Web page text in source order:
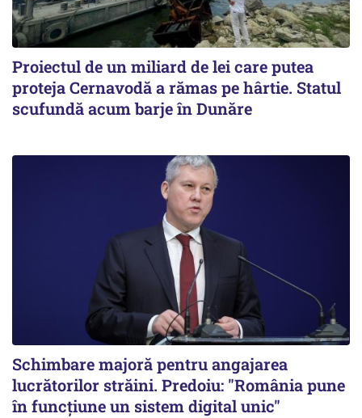
Proiectul de un miliard de lei care putea
proteja Cernavodă a rămas pe hârtie. Statul
scufundă acum barje în Dunăre
Schimbare majoră pentru angajarea
lucrătorilor străini. Predoiu: "România pune
în funcțiune un sistem digital unic"